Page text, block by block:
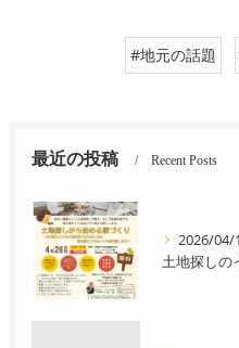
#地元の話題
最近の投稿 Recent Posts
2026/04/
土地探しの